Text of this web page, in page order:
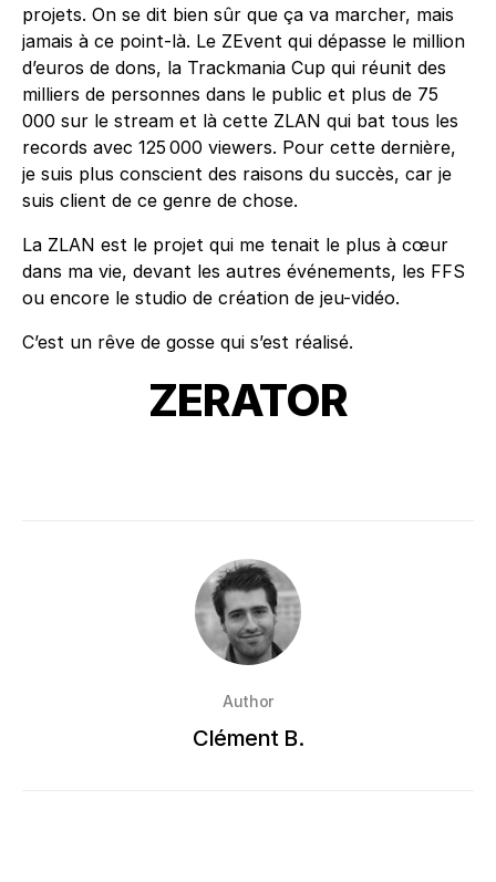
projets. On se dit bien sûr que ça va marcher, mais
jamais à ce point-là. Le ZEvent qui dépasse le million
d’euros de dons, la Trackmania Cup qui réunit des
milliers de personnes dans le public et plus de 75
000 sur le stream et là cette ZLAN qui bat tous les
records avec 125 000 viewers. Pour cette dernière,
je suis plus conscient des raisons du succès, car je
suis client de ce genre de chose.
La ZLAN est le projet qui me tenait le plus à cœur
dans ma vie, devant les autres événements, les FFS
ou encore le studio de création de jeu-vidéo.
C’est un rêve de gosse qui s’est réalisé.
ZERATOR
Author
Clément B.